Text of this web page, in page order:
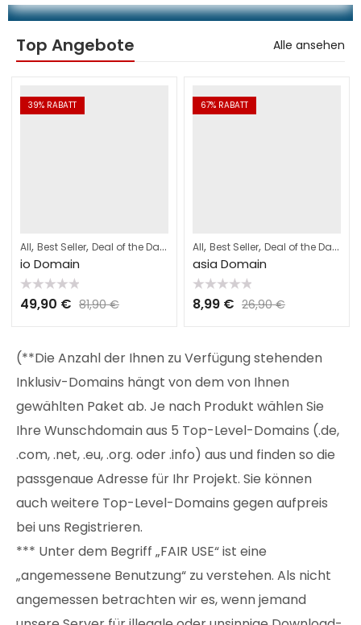
Top Angebote Alle ansehen
39% RABATT
All, Best Seller, Deal of the Day , Domains,Webhosting
io Domain
Bewertet
mit
49,90 € 81,90€
67% RABATT
All, Best Seller, Deal of the Day ,
asia Domain
Bewertet
mit
8,99 € 26,90€
(**Die Anzahl der Ihnen zu Verfügung stehenden
Inklusiv-Domains hängt von dem von Ihnen
gewählten Paket ab. Je nach Produkt wählen Sie
Ihre Wunschdomain aus 5 Top-Level-Domains (.de,
.com, .net, .eu, .org. oder .info) aus und finden so die
passgenaue Adresse für Ihr Projekt. Sie können
auch weitere Top-Level-Domains gegen aufpreis
bei uns Registrieren.
*** Unter dem Begriff „FAIR USE“ ist eine
„angemessene Benutzung“ zu verstehen. Als nicht
angemessen betrachten wir es, wenn jemand